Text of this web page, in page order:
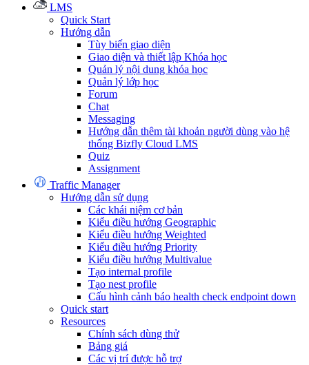
LMS
Quick Start
Hướng dẫn
Tùy biến giao diện
Giao diện và thiết lập Khóa học
Quản lý nội dung khóa học
Quản lý lớp học
Forum
Chat
Messaging
Hướng dẫn thêm tài khoản người dùng vào hệ
thống Bizfly Cloud LMS
Quiz
Assignment
Traffic Manager
Hướng dẫn sử dụng
Các khái niệm cơ bản
Kiểu điều hướng Geographic
Kiểu điều hướng Weighted
Kiểu điều hướng Priority
Kiểu điều hướng Multivalue
Tạo internal profile
Tạo nest profile
Cấu hình cảnh báo health check endpoint down
Quick start
Resources
Chính sách dùng thử
Bảng giá
Các vị trí được hỗ trợ